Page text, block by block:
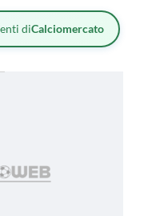
diCalciomercato